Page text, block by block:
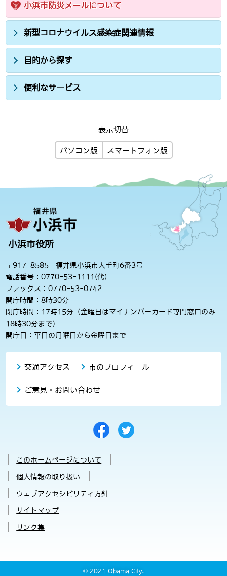
小浜市防災メールについて
新型コロナウイルス感染症関連情報
目的から探す
便利なサービス
表示切替
パソコン版 スマートフォン版
小浜市役所
〒917-8585 福井県小浜市大手町6番3号
電話番号：0770-53-1111(代)
ファックス：0770-53-0742
開庁時間：8時30分
閉庁時間：17時15分（金曜日はマイナンバーカード専門窓口のみ
18時30分まで）
開庁日：平日の月曜日から金曜日まで
交通アクセス 市のプロフィール
ご意見・お問い合わせ
このホームページについて
個人情報の取り扱い
ウェブアクセシビリティ方針
サイトマップ
リンク集
© 2021 Obama City.